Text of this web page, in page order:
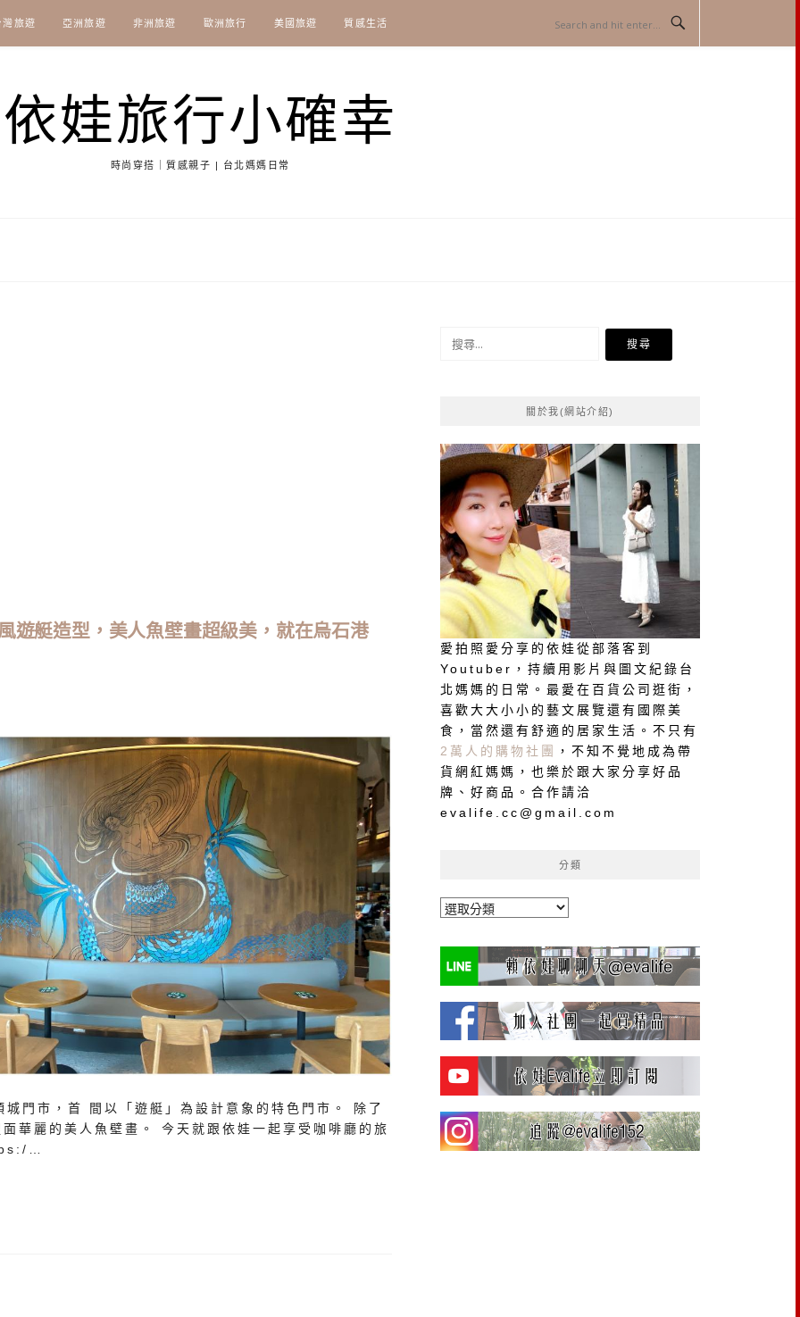
灣旅遊 亞洲旅遊 非洲旅遊 歐洲旅行 美國旅遊 質感生活
依娃旅行小確幸
時尚穿搭｜質感親子 | 台北媽媽日常
遊艇造型，美人魚壁畫超級美，就在烏石港
門市，首 間以「遊艇」為設計意象的特色門市。 除了
華麗的美人魚壁畫。 今天就跟依娃一起享受咖啡廳的旅
…
搜
關於我(網站介紹)
愛拍照愛分享的依娃從部落客到
Youtuber，持續用影片與圖文紀錄台
北媽媽的日常。最愛在百貨公司逛街，
喜歡大大小小的藝文展覽還有國際美
食，當然還有舒適的居家生活。不只有
2萬人的購物社團
，不知不覺地成為帶
貨網紅媽媽，也樂於跟大家分享好品
牌、好商品。合作請洽
evalife.cc@gmail.com
分類
分